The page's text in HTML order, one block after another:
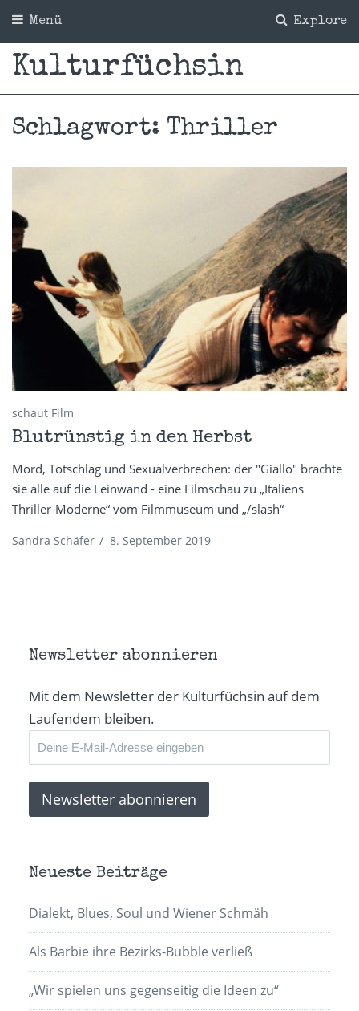
Explore
Menü
Kulturfüchsin
Schlagwort: Thriller
schaut Film
Blutrünstig in den Herbst
Mord, Totschlag und Sexualverbrechen: der "Giallo" brachte
sie alle auf die Leinwand - eine Filmschau zu „Italiens
Thriller-Moderne“ vom Filmmuseum und „/slash“
Sandra Schäfer / 8. September 2019
Newsletter abonnieren
Mit dem Newsletter der Kulturfüchsin auf dem
Laufendem bleiben.
Neueste Beiträge
Dialekt, Blues, Soul und Wiener Schmäh
Als Barbie ihre Bezirks-Bubble verließ
„Wir spielen uns gegenseitig die Ideen zu“